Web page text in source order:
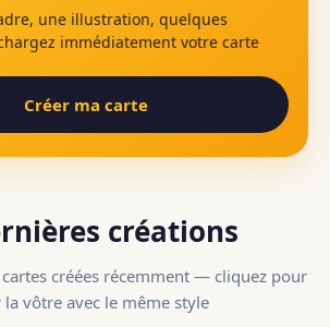
une illustration, quelques
immédiatement votre carte
Créer ma carte
créations
créées récemment — cliquez pour
la vôtre avec le même style